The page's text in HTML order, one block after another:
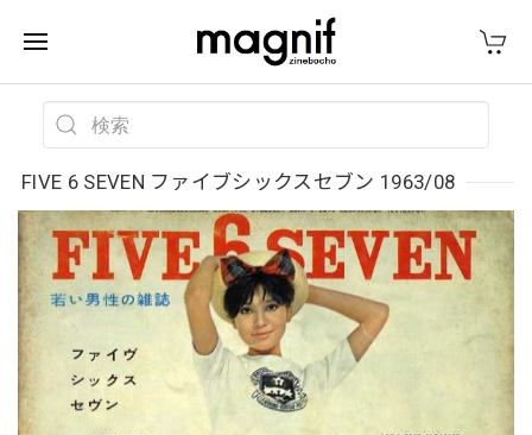
FIVE 6 SEVEN ファイブシックスセブン 1963/08